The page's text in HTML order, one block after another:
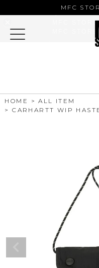
MFC
HOME
ALL ITEM
CARHARTT WIP
MFC STORE
MFC
Google Play